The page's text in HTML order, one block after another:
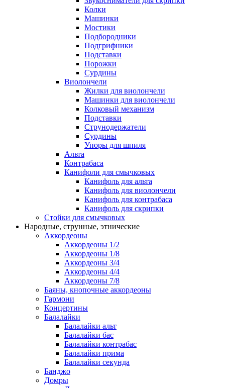
Колки
Машинки
Мостики
Подбородники
Подгрифники
Подставки
Порожки
Сурдины
Виолончели
Жилки для виолончели
Машинки для виолончели
Колковый механизм
Подставки
Струнодержатели
Сурдины
Упоры для шпиля
Альта
Контрабаса
Канифоли для смычковых
Канифоль для альта
Канифоль для виолончели
Канифоль для контрабаса
Канифоль для скрипки
Стойки для смычковых
Народные, струнные, этнические
Аккордеоны
Аккордеоны 1/2
Аккордеоны 1/8
Аккордеоны 3/4
Аккордеоны 4/4
Аккордеоны 7/8
Баяны, кнопочные аккордеоны
Гармони
Концертины
Балалайки
Балалайки альт
Балалайки бас
Балалайки контрабас
Балалайки прима
Балалайки секунда
Банджо
Домры